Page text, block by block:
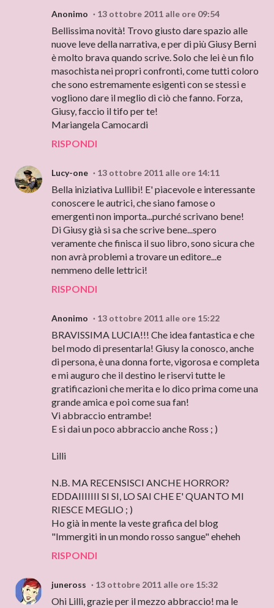
Anonimo 13 ottobre 2011 alle ore 09:54
Bellissima novità! Trovo giusto dare spazio alle
nuove leve della narrativa, e per di più Giusy Berni
è molto brava quando scrive. Solo che lei è un filo
masochista nei propri confronti, come tutti coloro
che sono estremamente esigenti con se stessi e
vogliono dare il meglio di ciò che fanno. Forza,
Giusy, faccio il tifo per te!
Mariangela Camocardi
RISPONDI
Lucy-one 13 ottobre 2011 alle ore 14:11
Bella iniziativa Lullibi! E' piacevole e interessante
conoscere le autrici, che siano famose o
emergenti non importa...purché scrivano bene!
Di Giusy già si sa che scrive bene...spero
veramente che finisca il suo libro, sono sicura che
non avrà problemi a trovare un editore...e
nemmeno delle lettrici!
RISPONDI
Anonimo 13 ottobre 2011 alle ore 15:22
BRAVISSIMA LUCIA!!! Che idea fantastica e che
bel modo di presentarla! Giusy la conosco, anche
di persona, è una donna forte, vigorosa e completa
e mi auguro che il destino le riservi tutte le
gratificazioni che merita e lo dico prima come una
grande amica e poi come sua fan!
Vi abbraccio entrambe!
E si dai un poco abbraccio anche Ross ; )
Lilli
N.B. MA RECENSISCI ANCHE HORROR?
EDDAIIIIIII SI SI, LO SAI CHE E' QUANTO MI
RIESCE MEGLIO ; )
Ho già in mente la veste grafica del blog
"Immergiti in un mondo rosso sangue" eheheh
RISPONDI
juneross 13 ottobre 2011 alle ore 15:32
Ohi Lilli, grazie per il mezzo abbraccio! ma le